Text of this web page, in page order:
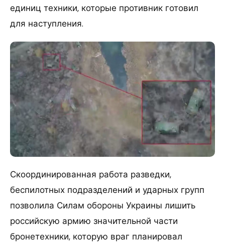
единиц техники, которые противник готовил
для наступления.
Скоординированная работа разведки,
беспилотных подразделений и ударных групп
позволила Силам обороны Украины лишить
российскую армию значительной части
бронетехники, которую враг планировал